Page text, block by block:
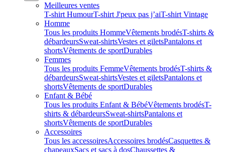
Meilleures ventes
T-shirt HumourT-shirt J'peux pas j’aiT-shirt Vintage
Homme
Tous les produits HommeVêtements brodésT-shirts &
débardeursSweat-shirtsVestes et giletsPantalons et
shortsVêtements de sportDurables
Femmes
Tous les produits FemmeVêtements brodésT-shirts &
débardeursSweat-shirtsVestes et giletsPantalons et
shortsVêtements de sportDurables
Enfant & Bébé
Tous les produits Enfant & BébéVêtements brodésT-
shirts & débardeursSweat-shirtsPantalons et
shortsVêtements de sportDurables
Accessoires
Tous les accessoiresAccessoires brodésCasquettes &
chapeauxSacs et sacs à dosChaussettes &